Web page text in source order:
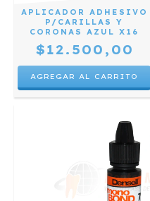
APLICADOR ADHESIVO
P/CARILLAS Y
CORONAS AZUL X16
$12.500,00